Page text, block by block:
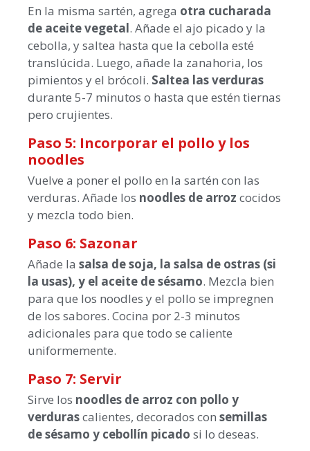
En la misma sartén, agrega otra cucharada
de aceite vegetal. Añade el ajo picado y la
cebolla, y saltea hasta que la cebolla esté
translúcida. Luego, añade la zanahoria, los
pimientos y el brócoli. Saltea las verduras
durante 5-7 minutos o hasta que estén tiernas
pero crujientes.
Paso 5: Incorporar el pollo y los
noodles
Vuelve a poner el pollo en la sartén con las
verduras. Añade los noodles de arroz cocidos
y mezcla todo bien.
Paso 6: Sazonar
Añade la salsa de soja, la salsa de ostras (si
la usas), y el aceite de sésamo. Mezcla bien
para que los noodles y el pollo se impregnen
de los sabores. Cocina por 2-3 minutos
adicionales para que todo se caliente
uniformemente.
Paso 7: Servir
Sirve los noodles de arroz con pollo y
verdurascalientes, decorados con semillas
de sésamo y cebollín picado si lo deseas.